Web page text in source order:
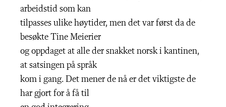
arbeidstid som kan
tilpasses ulike høytider, men det var først da de
besøkte Tine Meierier
og oppdaget at alle der snakket norsk i kantinen,
at satsingen på språk
kom i gang. Det mener de nå er det viktigste de
har gjort for å få til